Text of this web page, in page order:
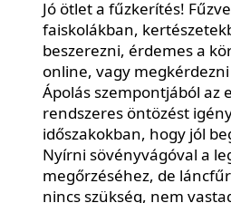
Jó ötlet a fűzkerítés!
faiskolákban,
beszerezni, érdemes a
online, vagy
Ápolás szempontjából az
rendszeres öntözést
időszakokban, hogy jól
Nyírni sövényvágóval a
megőrzéséhez, de
nincs szükség, nem